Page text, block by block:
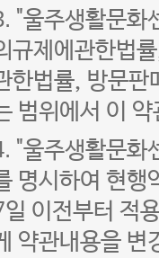
"울주생활문화
규제에관한법
한법률, 방문판
범위에서 이
"울주생활문화
명시하여 현행
이전부터 적
약관내용을 변